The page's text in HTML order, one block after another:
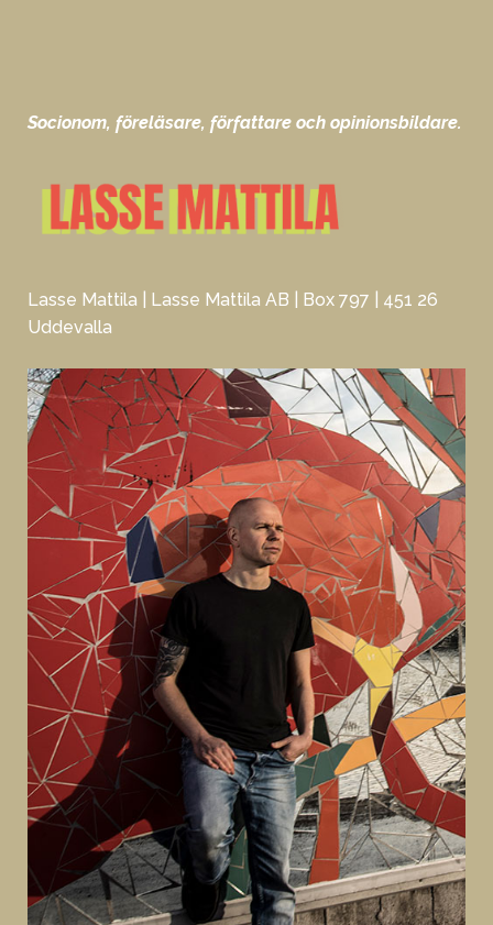
Socionom, föreläsare, författare och opinionsbildare.
Lasse Mattila | Lasse Mattila AB | Box 797 | 451 26
Uddevalla